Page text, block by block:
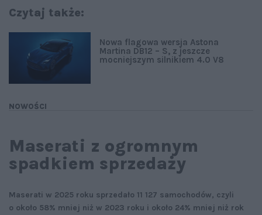
Czytaj także:
NOWOŚCI
Nowa flagowa wersja Astona
Martina DB12 – S, z jeszcze
mocniejszym silnikiem 4.0 V8
Maserati z ogromnym
spadkiem sprzedaży
Maserati w 2025 roku sprzedało 11 127 samochodów, czyli
o około 58% mniej niż w 2023 roku i około 24% mniej niż rok